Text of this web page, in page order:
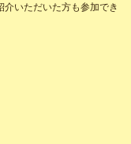
いただいた方も参加でき